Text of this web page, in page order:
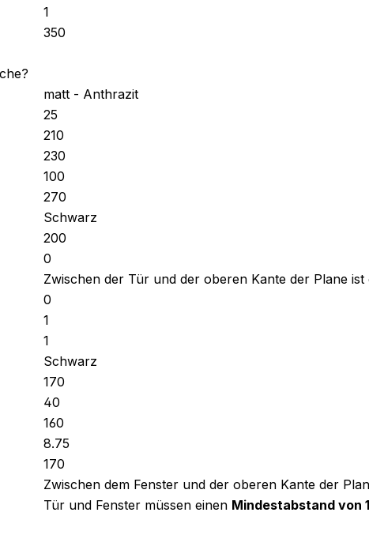
1
350
matt - Anthrazit
25
210
230
100
270
Schwarz
200
0
Zwischen der Tür und der oberen Kante der Plane ist
0
1
1
Schwarz
170
40
160
8.75
170
Zwischen dem Fenster und der oberen Kante der
Tür und Fenster müssen einen Mindestabstand von